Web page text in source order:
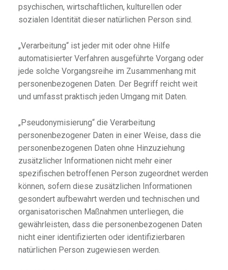
psychischen, wirtschaftlichen, kulturellen oder
sozialen Identität dieser natürlichen Person sind.
„Verarbeitung“ ist jeder mit oder ohne Hilfe
automatisierter Verfahren ausgeführte Vorgang oder
jede solche Vorgangsreihe im Zusammenhang mit
personenbezogenen Daten. Der Begriff reicht weit
und umfasst praktisch jeden Umgang mit Daten.
„Pseudonymisierung“ die Verarbeitung
personenbezogener Daten in einer Weise, dass die
personenbezogenen Daten ohne Hinzuziehung
zusätzlicher Informationen nicht mehr einer
spezifischen betroffenen Person zugeordnet werden
können, sofern diese zusätzlichen Informationen
gesondert aufbewahrt werden und technischen und
organisatorischen Maßnahmen unterliegen, die
gewährleisten, dass die personenbezogenen Daten
nicht einer identifizierten oder identifizierbaren
natürlichen Person zugewiesen werden.